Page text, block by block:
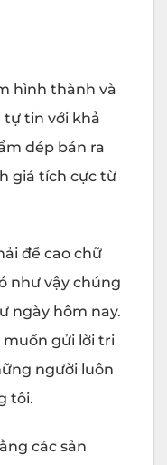
hình thành và
tự tin với khả
dép bán ra
giá tích cực từ
đề cao chữ
như vậy chúng
ngày hôm nay.
gửi lời tri
người luôn
tôi.
các sản